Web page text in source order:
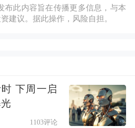
额，部分地区甚至被迫
队发射的
无人机，机
同时在这之前，胡塞武
布此内容旨在传播更多信息，与本
建议。据此操作，风险自担。
下周一启
1103评论